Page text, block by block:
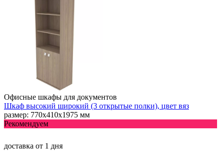
Офисные шкафы для документов
Шкаф высокий широкий (3 открытые полки), цвет вяз
размер: 770х410х1975 мм
Рекомендуем
доставка от 1 дня